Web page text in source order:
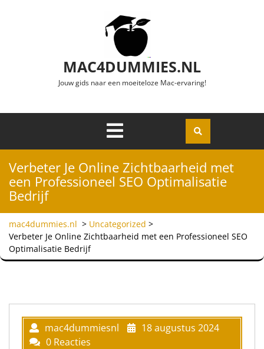
MAC4DUMMIES.NL
Jouw gids naar een moeiteloze Mac-ervaring!
Openen
Verbeter Je Online Zichtbaarheid met
een Professioneel SEO Optimalisatie
Bedrijf
mac4dummies.nl > Uncategorized >
Verbeter Je Online Zichtbaarheid met een Professioneel SEO
Optimalisatie Bedrijf
mac4dummiesnl
18 augustus 2024
0 Reacties